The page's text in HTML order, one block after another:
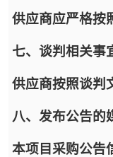
供应商应严格按
七、谈判相关事
供应商按照谈判
八、发布公告的
本项目采购公告